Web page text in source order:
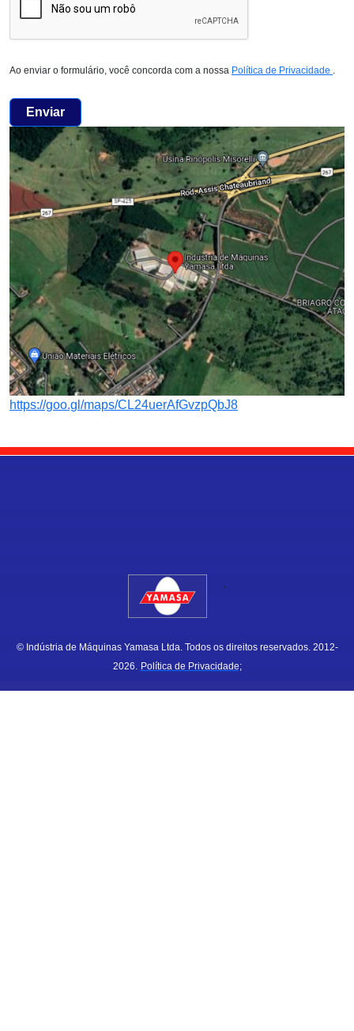
Ao enviar o formulário, você concorda com a nossa Política de Privacidade .
Enviar
https://goo.gl/maps/CL24uerAfGvzpQbJ8
.
© Indústria de Máquinas Yamasa Ltda. Todos os direitos reservados. 2012-
2026. Política de Privacidade;